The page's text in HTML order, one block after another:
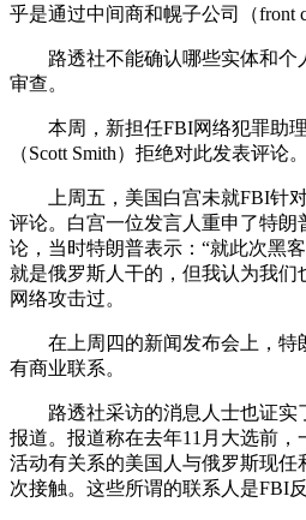
乎是通过中间商和幌子公司（front
路透社不能确认哪些实体和个
审查。
本周，新担任FBI网络犯罪助理
（Scott Smith）拒绝对此发表评论。
上周五，美国白宫未就FBI针对
评论。白宫一位发言人重申了特朗
论，当时特朗普表示：“就此次黑
就是俄罗斯人干的，但我认为我们
网络攻击过。
在上周四的新闻发布会上，特
有商业联系。
路透社采访的消息人士也证实
报道。报道称在去年11月大选前
活动有关系的美国人与俄罗斯现任
次接触。这些所谓的联系人是FBI